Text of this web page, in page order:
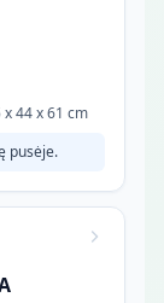
x 44 x 61 cm
pusėje.